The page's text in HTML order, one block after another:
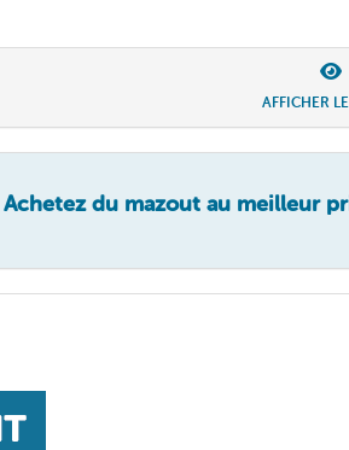
AFFICHER
Achetez du mazout au meilleur